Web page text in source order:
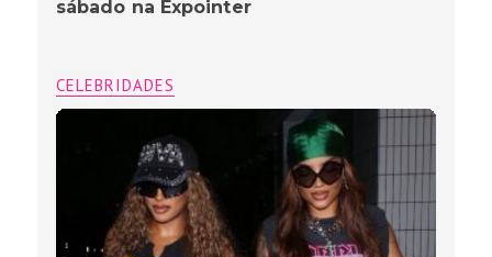
sábado na Expointer
CELEBRIDADES